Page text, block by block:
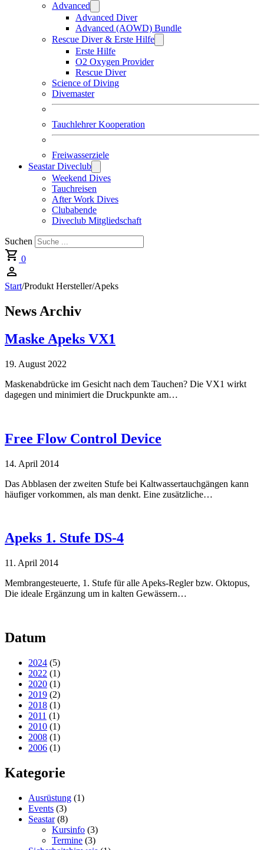
Advanced
Advanced Diver
Advanced (AOWD) Bundle
Rescue Diver & Erste Hilfe
Erste Hilfe
O2 Oxygen Provider
Rescue Diver
Science of Diving
Divemaster
Tauchlehrer Kooperation
Freiwasserziele
Seastar Diveclub
Weekend Dives
Tauchreisen
After Work Dives
Clubabende
Diveclub Mitgliedschaft
Suchen
0
Start/Produkt Hersteller/Apeks
News Archiv
Maske Apeks VX1
19. August 2022
Maskenabdrücke im Gesicht nach dem Tauchen? Die VX1 wirkt
dagegen und minimiert die Druckpunkte am…
Free Flow Control Device
14. April 2014
Das Abblasen der zweiten Stufe bei Kaltwassertauchgängen kann
häufiger vorkommen, als man denkt. Eine zusätzliche…
Apeks 1. Stufe DS-4
11. April 2014
Membrangesteuerte, 1. Stufe für alle Apeks-Regler bzw. Oktopus,
Die ideale Ergänzung um in kalten Gewässern…
Datum
2024 (5)
2022 (1)
2020 (1)
2019 (2)
2018 (1)
2011 (1)
2010 (1)
2008 (1)
2006 (1)
Kategorie
Ausrüstung (1)
Events (3)
Seastar(8)
Kursinfo (3)
Termine (3)